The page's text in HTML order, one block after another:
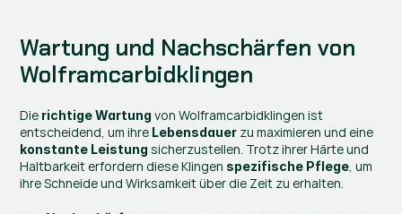
Wartung und Nachschärfen von
Wolframcarbidklingen
Die richtige Wartung von Wolframcarbidklingen ist
entscheidend, um ihre Lebensdauer
konstante Leistung sicherzustellen. Trotz ihrer Härte und
Haltbarkeit erfordern diese Klingen spezifische Pflege , um
ihre Schneide und Wirksamkeit über die Zeit zu erhalten.